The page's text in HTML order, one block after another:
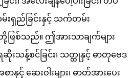
ရှည်ခြင်းနှင့် သက်တမ်း
ဖြစ်သည်။ ဤအားသာချက်များ
ေဆိုးသန့်စင်ခြင်း၊ သတ္တုနှင့် ဓာတုဗေဒ
ာနှင့် ဆေးဝါးများ၊ ဓာတ်အားပေး